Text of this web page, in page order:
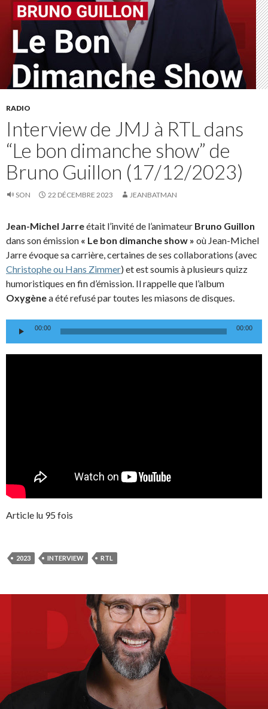
RADIO
Interview de JMJ à RTL dans
“Le bon dimanche show” de
Bruno Guillon (17/12/2023)
SON 22 DÉCEMBRE 2023 JEANBATMAN
Jean-Michel Jarreétait l’invité de l’animateur Bruno Guillon
dans son émission « Le bon dimanche show » où Jean-Michel
Jarre évoque sa carrière, certaines de ses collaborations (avec
Christopheou Hans Zimmer) et est soumis à plusieurs quizz
humoristiques en fin d’émission. Il rappelle que l’album
Oxygènea été refusé par toutes les miasons de disques.
Lecteur00:00 00:00
Article lu 95 fois
2023 INTERVIEW RTL